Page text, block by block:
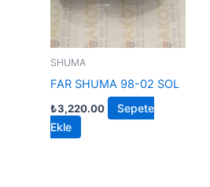
SHUMA
FAR SHUMA 98-02 SOL
₺3,220.00
Sepete
Ekle